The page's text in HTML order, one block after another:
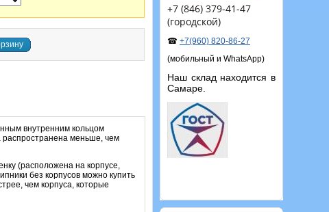
+7 (846) 379-41-47
(городской)
☎ +7(960) 820-86-27
(мобильный и WhatsApp)
Наш склад находится в
Самаре.
внутренним кольцом
распространена меньше, чем
(расположена на корпусе,
без корпусов можно купить
чем корпуса, которые